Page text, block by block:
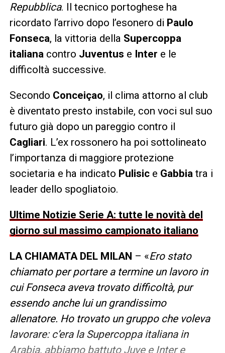
Repubblica. Il tecnico portoghese ha
ricordato l’arrivo dopo l’esonero di Paulo
Fonseca, la vittoria della Supercoppa
italiana contro Juventus e Inter e le
difficoltà successive.
Secondo Conceiçao, il clima attorno al club
è diventato presto instabile, con voci sul suo
futuro già dopo un pareggio contro il
Cagliari. L’ex rossonero ha poi sottolineato
l’importanza di maggiore protezione
societaria e ha indicato Pulisice Gabbia tra i
leader dello spogliatoio.
Ultime Notizie Serie A: tutte le novità del
giorno sul massimo campionato italiano
LA CHIAMATA DEL MILAN – «Ero stato
chiamato per portare a termine un lavoro in
cui Fonseca aveva trovato difficoltà, pur
essendo anche lui un grandissimo
allenatore. Ho trovato un gruppo che voleva
lavorare: c’era la Supercoppa italiana in
Arabia, abbiamo battuto Juve e Inter e